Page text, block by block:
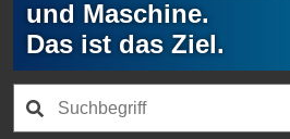
und Maschine.
Das ist das Ziel.